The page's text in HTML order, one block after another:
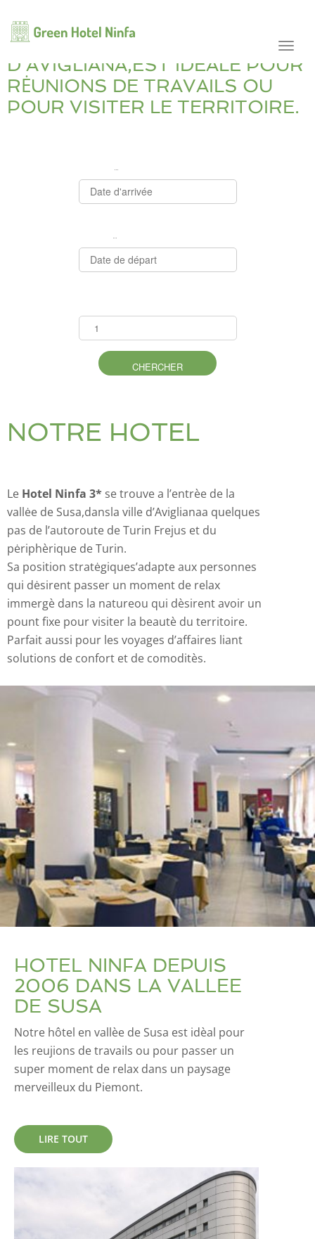
NINFA HOTEL
TON HÔTEL NINFA
D’AVIGLIANA,EST IDEALE POUR
RĖUNIONS DE TRAVAILS OU
POUR VISITER LE TERRITOIRE.
NOTRE HOTEL
Le Hotel Ninfa 3* se trouve a l’entrèe de la
vallėe de Susa,dansla ville d’Aviglianaa quelques
pas de l’autoroute de Turin Frejus et du
pėriphèrique de Turin.
Sa position stratėgiques’adapte aux personnes
qui dėsirent passer un moment de relax
immergè dans la natureou qui dèsirent avoir un
pount fixe pour visiter la beautè du territoire.
Parfait aussi pour les voyages d’affaires liant
solutions de confort et de comoditès.
HOTEL NINFA DEPUIS
2006 DANS LA VALLEE
DE SUSA
Notre hôtel en vallèe de Susa est idèal pour
les reujions de travails ou pour passer un
super moment de relax dans un paysage
merveilleux du Piemont.
LIRE TOUT